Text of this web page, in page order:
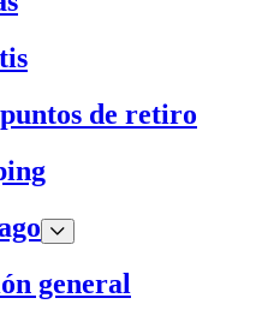
de retiro
general